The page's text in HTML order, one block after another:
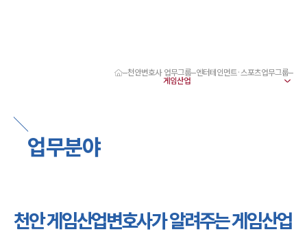
천안형사전문변호사
천안이혼전문변호사
천안학교폭력변호사
천안 분사무소 오시는 길
천안변호사상담 상담접수
천안변호사 업무그룹 엔터테인먼트·스포츠업무그룹
업무분야
천안 게임산업변호사가 알려주는 게임산업